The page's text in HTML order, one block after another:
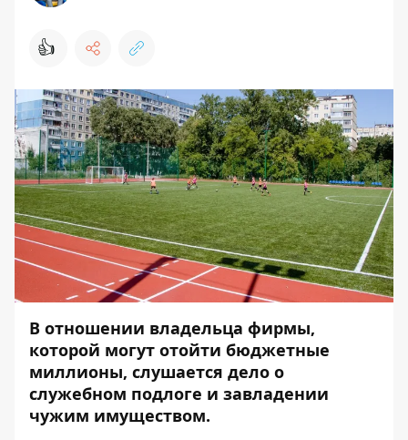
👍
В отношении владельца фирмы,
которой могут отойти бюджетные
миллионы, слушается дело о
служебном подлоге и завладении
чужим имуществом.